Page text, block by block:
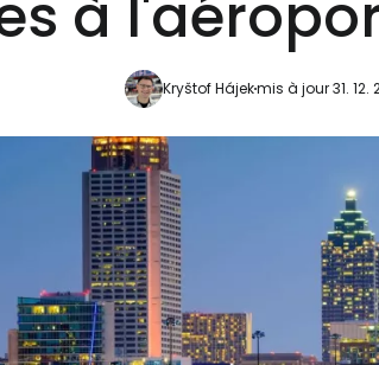
à
Kryštof Hájekmis à jour 31. 12.